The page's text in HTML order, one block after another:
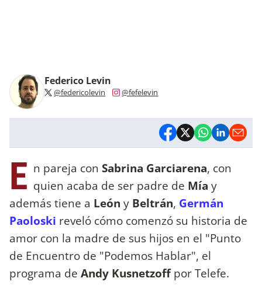
Federico Levin
@federicolevin @fefelevin
E n pareja con Sabrina Garciarena, con
quien acaba de ser padre de Mía y
además tiene a León y Beltrán, Germán
Paoloski reveló cómo comenzó su historia de
amor con la madre de sus hijos en el "Punto
de Encuentro de "Podemos Hablar", el
programa de Andy Kusnetzoffpor Telefe.